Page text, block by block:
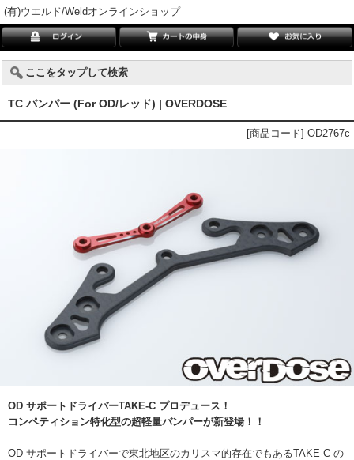
(有)ウエルド/Weldオンラインショップ
ここをタップして検索
TC バンパー (For OD/レッド) | OVERDOSE
[商品コード] OD2767c
OD サポートドライバーTAKE-C プロデュース！
コンペティション特化型の超軽量バンパーが新登場！！
OD サポートドライバーで東北地区のカリスマ的存在でもあるTAKE-C の